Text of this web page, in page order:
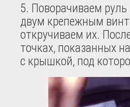
5. Поворачиваем
двум крепежным
откручиваем их.
точках, показанных
с крышкой, под